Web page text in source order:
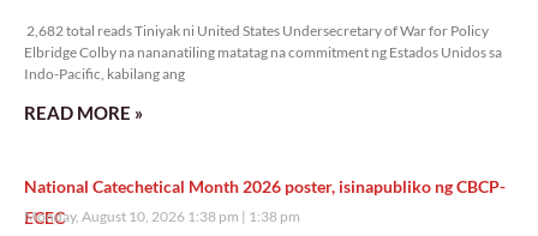
2,682 total reads Tiniyak ni United States Undersecretary of War for Policy
Elbridge Colby na nananatiling matatag na commitment ng Estados Unidos sa
Indo-Pacific, kabilang ang
READ MORE »
National Catechetical Month 2026 poster, isinapubliko ng CBCP-
ECEC
Monday, August 10, 2026 1:38 pm 1:38 pm